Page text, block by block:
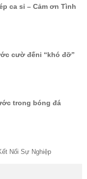
ca sỉ – Cảm ơn Tình
cườ đếni “khó đỡ”
trong bóng đá